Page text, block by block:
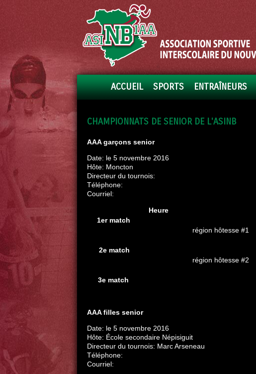
ACCUEIL SPORTS ENTRAÎNEURS
CHAMPIONNATS DE SENIOR DE L'ASINB
AAA garçons senior
Date: le 5 novembre 2016
Hôte: Moncton
Directeur du tournois:
Téléphone:
Courriel:
Heure
1er match
région hôtesse #1
2e match
région hôtesse #2
3e match
AAA filles senior
Date: le 5 novembre 2016
Hôte: École secondaire Népisiguit
Directeur du tournois: Marc Arseneau
Téléphone:
Courriel: